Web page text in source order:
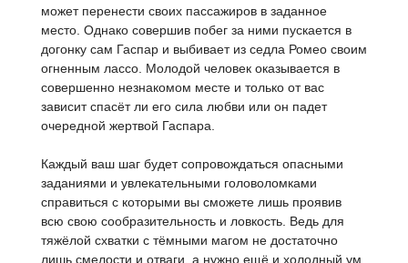
может перенести своих пассажиров в заданное
место. Однако совершив побег за ними пускается в
догонку сам Гаспар и выбивает из седла Ромео своим
огненным лассо. Молодой человек оказывается в
совершенно незнакомом месте и только от вас
зависит спасёт ли его сила любви или он падет
очередной жертвой Гаспара.
Каждый ваш шаг будет сопровождаться опасными
заданиями и увлекательными головоломками
справиться с которыми вы сможете лишь проявив
всю свою сообразительность и ловкость. Ведь для
тяжёлой схватки с тёмными магом не достаточно
лишь смелости и отваги, а нужно ещё и холодный ум